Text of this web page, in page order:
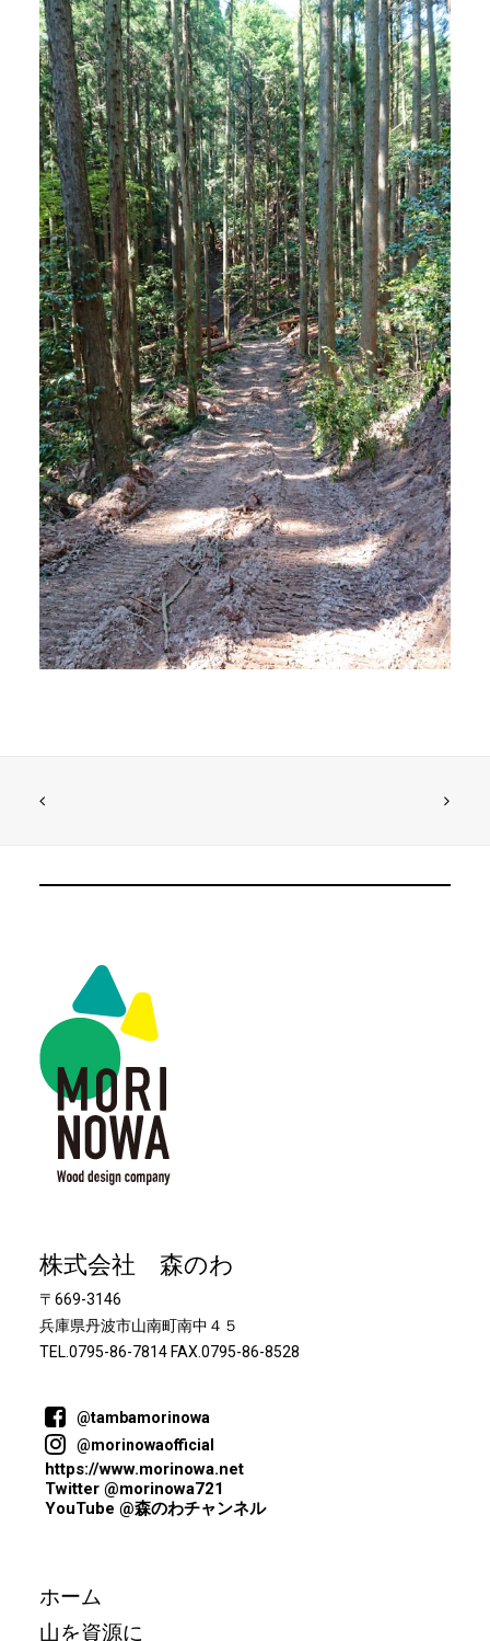
株式会社 森のわ
〒669-3146
兵庫県丹波市山南町南中４５
TEL.0795-86-7814 FAX.0795-86-8528
@tambamorinowa
@morinowaofficial
https://www.morinowa.net
Twitter @morinowa721
YouTube @森のわチャンネル
ホーム
山を資源に